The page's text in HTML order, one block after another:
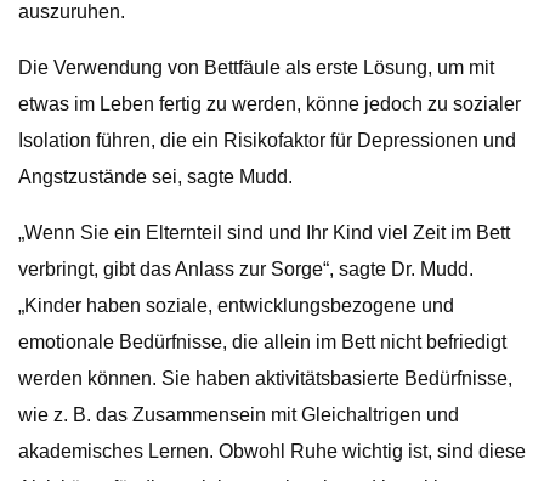
auszuruhen.
Die Verwendung von Bettfäule als erste Lösung, um mit
etwas im Leben fertig zu werden, könne jedoch zu sozialer
Isolation führen, die ein Risikofaktor für Depressionen und
Angstzustände sei, sagte Mudd.
„Wenn Sie ein Elternteil sind und Ihr Kind viel Zeit im Bett
verbringt, gibt das Anlass zur Sorge“, sagte Dr. Mudd.
„Kinder haben soziale, entwicklungsbezogene und
emotionale Bedürfnisse, die allein im Bett nicht befriedigt
werden können. Sie haben aktivitätsbasierte Bedürfnisse,
wie z. B. das Zusammensein mit Gleichaltrigen und
akademisches Lernen. Obwohl Ruhe wichtig ist, sind diese